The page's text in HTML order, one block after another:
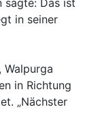
sagte: Das ist
in seiner
Walpurga
in Richtung
„Nächster